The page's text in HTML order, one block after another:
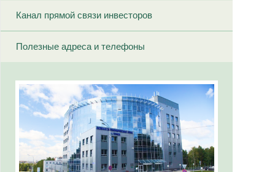
Канал прямой связи инвесторов
Полезные адреса и телефоны